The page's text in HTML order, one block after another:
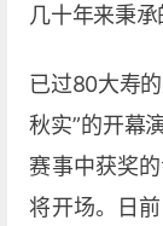
几十年来秉承
已过80大寿
秋实”的开幕
赛事中获奖
将开场。日